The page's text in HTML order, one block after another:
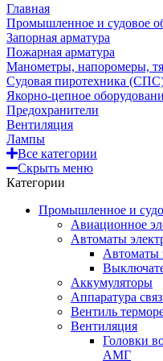
Главная
Промышленное и судовое
Запорная арматура
Пожарная арматура
Манометры, напоромеры,
Судовая пиротехника
Якорно-цепное
Предохранители
Вентиляция
Лампы
Все категории
Скрыть меню
Категории
Промышленное и
Авиационное
Автоматы
Автоматы
Аккумуляторы
Аппаратура
Вентиль
Вентиляция
Головки
АМГ